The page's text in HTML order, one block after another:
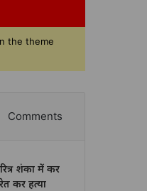
the theme
Comments
शंका में कर
कर हत्या